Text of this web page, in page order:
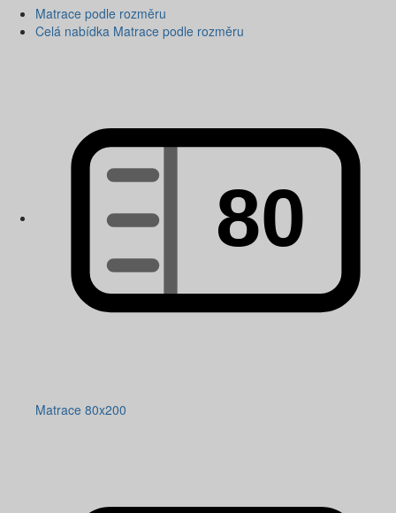
Matrace podle rozměru
Celá nabídka Matrace podle rozměru
Matrace 80x200